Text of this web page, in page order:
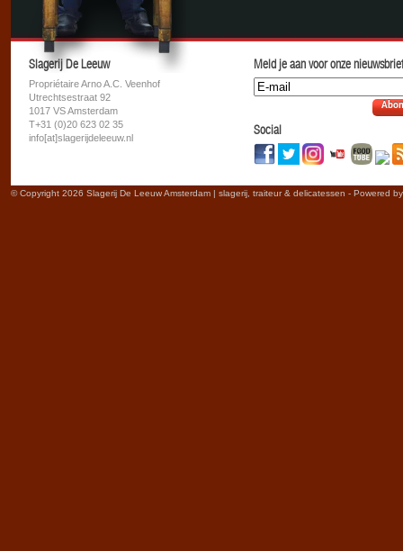
Slagerij De Leeuw
Propriétaire Arno A.C. Veenhof
Utrechtsestraat 92
1017 VS Amsterdam
T+31 (0)20 623 02 35
info[at]slagerijdeleeuw.nl
Meld je aan voor onze
Social
© Copyright 2026 Slagerij De Leeuw Amsterdam | slagerij, traiteur & delicatessen - Powered